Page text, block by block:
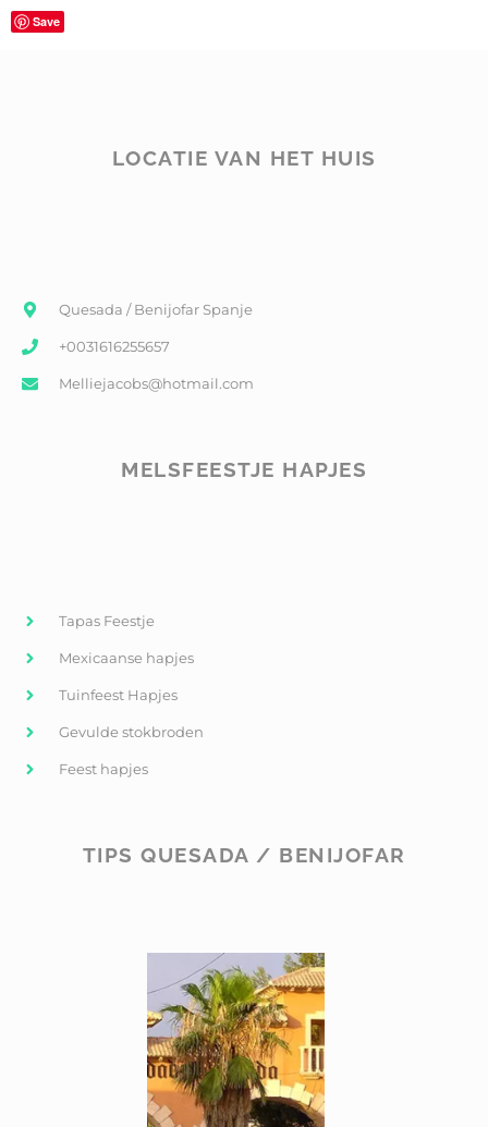
Save
LOCATIE VAN HET HUIS
Quesada / Benijofar Spanje
+0031616255657
Melliejacobs@hotmail.com
MELSFEESTJE HAPJES
Tapas Feestje
Mexicaanse hapjes
Tuinfeest Hapjes
Gevulde stokbroden
Feest hapjes
TIPS QUESADA / BENIJOFAR